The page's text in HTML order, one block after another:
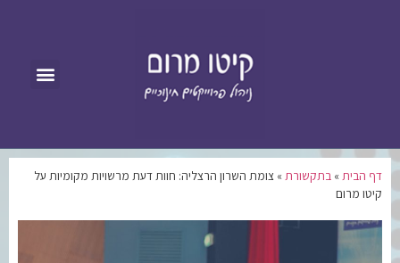
דף הבית » בתקשורת » צומת השרון הרצליה: חוות דעת מרשויות מקומיות על
קיטו מרום